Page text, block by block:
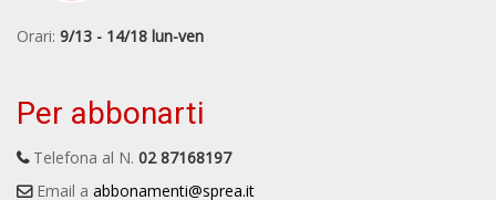
Orari: 9/13 - 14/18 lun-ven
Per abbonarti
Telefona al N. 02 87168197
Email a abbonamenti@sprea.it